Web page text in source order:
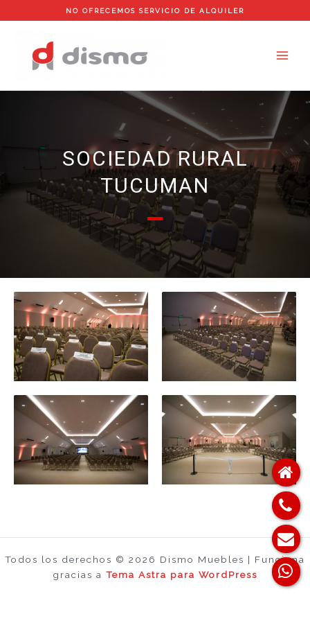
al
NO OFRECEMOS SERVICIO DE ALQUILER
SOCIEDAD RURAL
TUCUMAN
Todos los derechos © 2026 Dismo Muebles | Funciona
gracias a Tema Astra para WordPress